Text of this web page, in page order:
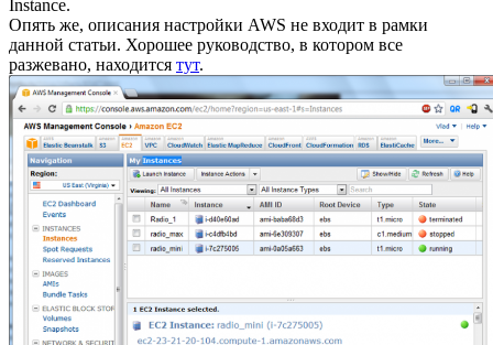
Instance.
Опять же, описания настройки AWS не входит в рамки
данной статьи. Хорошее руководство, в котором все
разжевано, находится тут.